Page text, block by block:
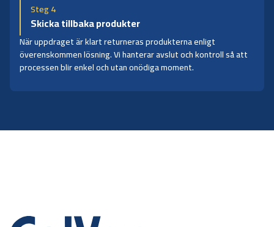
Steg 4
Skicka tillbaka produkter
När uppdraget är klart returneras produkterna enligt
överenskommen lösning. Vi hanterar avslut och kontroll så att
processen blir enkel och utan onödiga moment.